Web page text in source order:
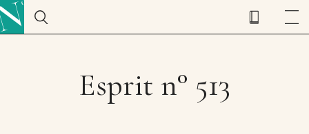
Esprit n° 513